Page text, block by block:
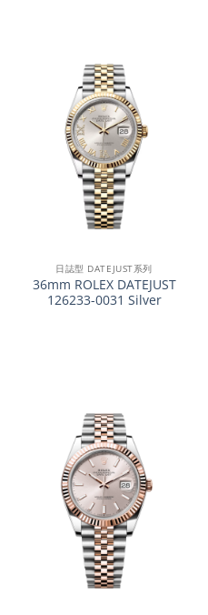
日誌型 DATEJUST系列
36mm ROLEX DATEJUST
126233-0031 Silver